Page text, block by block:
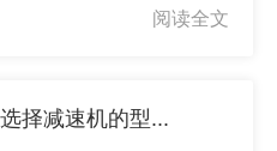
阅读全文
择减速机的型...